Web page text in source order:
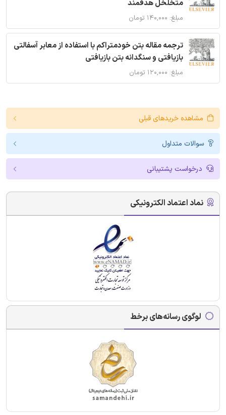
متخلخل هدفمند
مبلغ: ۱۴۰,۰۰۰ تومان
ترجمه مقاله بتن خودمتراکم با استفاده از معابر آسفالتی
بازیافتی و سنگدانه بتن بازیافتی
مبلغ: ۱۲۰,۰۰۰ تومان
مشاهده خریدهای قبلی
سوالات متداول
درخواست پشتیبانی
نماد اعتماد الکترونیکی
لوگوی رسانه‌های برخط